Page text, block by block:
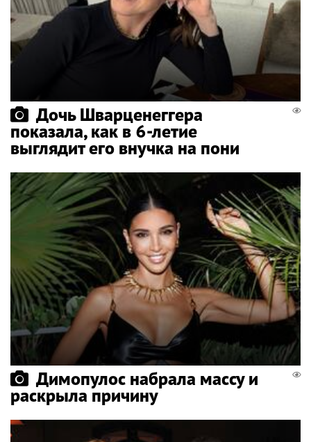
Дочь Шварценеггера
показала, как в 6-летие
выглядит его внучка на пони
Димопулос набрала массу и
раскрыла причину